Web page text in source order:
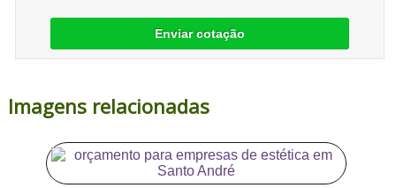
Enviar cotação
Imagens relacionadas